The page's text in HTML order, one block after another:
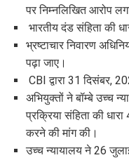
पर निम्नलिखित आरोप
भारतीय दंड संहिता की
भ्रष्टाचार निवारण
पढ़ा जाए।
CBI द्वारा 31 दिसंबर,
अभियुक्तों ने बॉम्बे उच्च
प्रक्रिया संहिता की
करने की मांग की।
उच्च न्यायालय ने 26